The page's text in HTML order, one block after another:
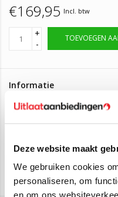
Deze website maakt
We gebruiken cookies
personaliseren, om
en om ons
€169,95 Incl. btw
+
-
TOEVOEGEN
Informatie
verzonden
Uitlaatset Alfa
Punto